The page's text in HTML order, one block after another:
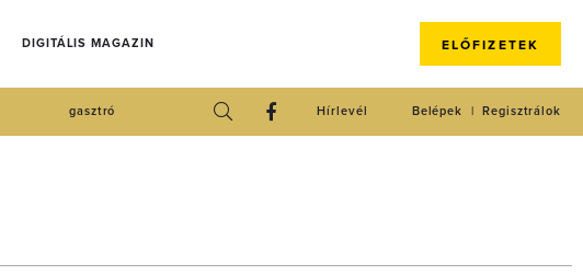
DIGITÁLIS MAGAZIN ELŐFIZETEK
gasztró Regisztrálok
Belépek
Hírlevél